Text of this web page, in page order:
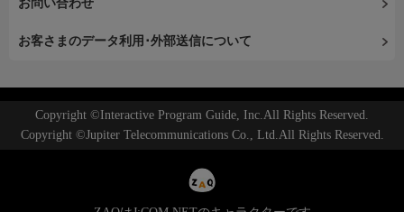
お問い合わせ
お客さまのデータ利用･外部送信について
Copyright ©Interactive Program Guide, Inc.All Rights Reserved.
Copyright ©Jupiter Telecommunications Co., Ltd.All Rights Reserved.